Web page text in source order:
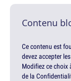
Contenu
Ce contenu est
devez accepter
Modifiez ce choix
de la